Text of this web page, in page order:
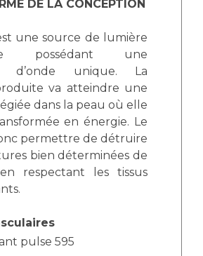
DE LA CONCEPTION
une source de lumière
possédant une
d’onde unique. La
va atteindre une
dans la peau où elle
en énergie. Le
permettre de détruire
bien déterminées de
respectant les tissus
pulse 595